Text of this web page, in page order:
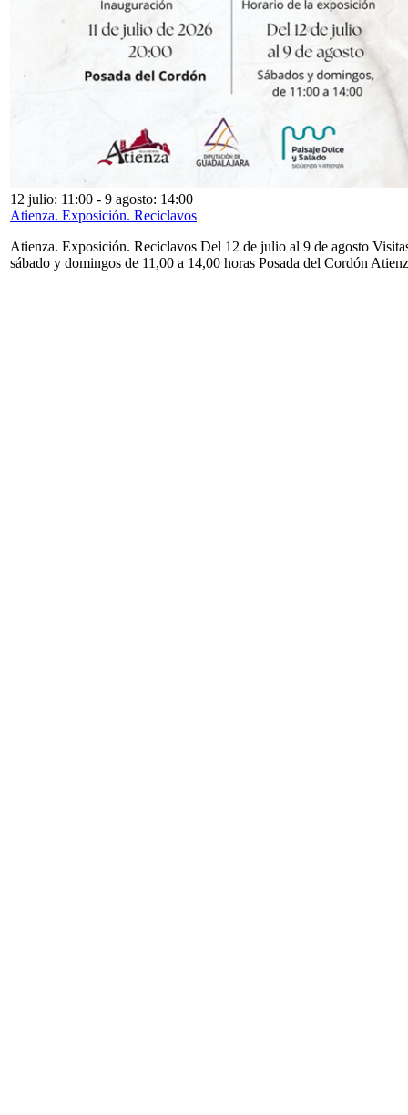
12 julio: 11:00 - 9 agosto: 14:00
Atienza. Exposición. Reciclavos
Atienza. Exposición. Reciclavos Del 12 de julio al 9 de agosto
sábado y domingos de 11,00 a 14,00 horas Posada del Cordón